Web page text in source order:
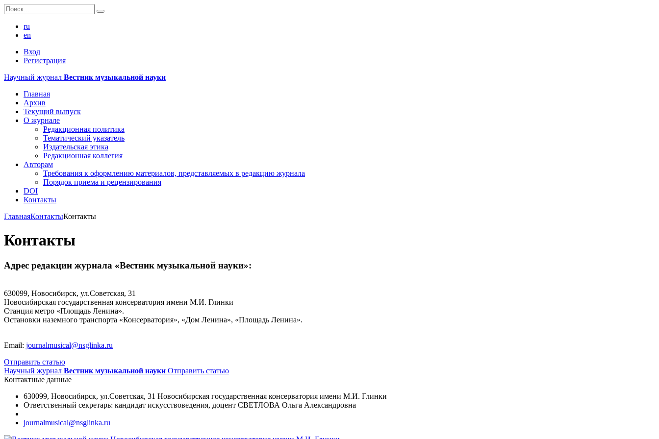
ru
en
Вход
Регистрация
Научный журнал Вестник музыкальной науки
Главная
Архив
Текущий выпуск
О журнале
Редакционная политика
Тематический указатель
Издательская этика
Редакционная коллегия
Авторам
Требования к оформлению материалов, представляемых в редакцию журнала
Порядок приема и рецензирования
DOI
Контакты
ГлавнаяКонтактыКонтакты
Контакты
Адрес редакции журнала «Вестник музыкальной науки»:
630099, Новосибирск, ул.Советская, 31
Новосибирская государственная консерватория имени М.И. Глинки
Станция метро «Площадь Ленина».
Остановки наземного транспорта «Консерватория», «Дом Ленина», «Площадь Ленина».
Email: journalmusical@nsglinka.ru
Отправить статью
Научный журнал Вестник музыкальной науки Отправить статью
Контактные данные
630099, Новосибирск, ул.Советская, 31 Новосибирская государственная консерватория имени М.И. Глинки
Ответственный секретарь: кандидат искусствоведения, доцент СВЕТЛОВА Ольга Александровна
journalmusical@nsglinka.ru